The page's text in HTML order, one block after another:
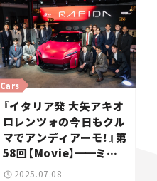
Cars
『イタリア発 大矢アキオ
ロレンツォの今日もクル
マでアンディアーモ！』第
58回【Movie】━━ミラ
ノ・デザインウィークで
2025.07.08